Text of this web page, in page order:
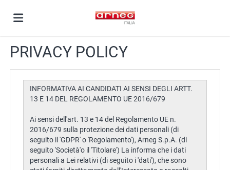
Home
Offerte
di
lavoro
Carica
il
Login
PRIVACY POLICY